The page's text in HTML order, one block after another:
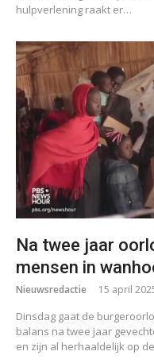
hulpverlening raakt er…
Na twee jaar
mensen in
Nieuwsredactie 15 april
Dinsdag gaat de
balans na twee jaar
en zijn al herhaaldelijk op